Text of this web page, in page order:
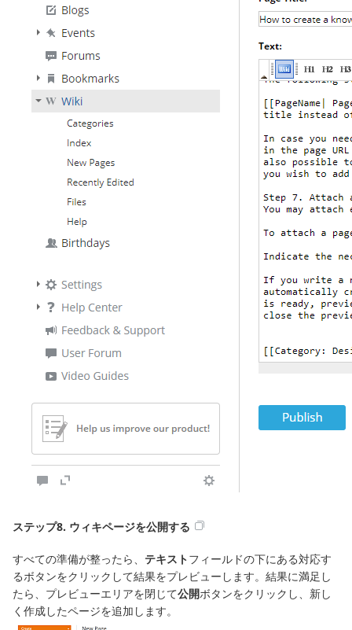
ステップ8. ウィキページを公開する
すべての準備が整ったら、 テキストフィールドの下にある対応す
るボタンをクリックして結果をプレビューします。結果に満足し
たら、プレビューエリアを閉じて公開ボタンをクリックし、新し
く作成したページを追加します。